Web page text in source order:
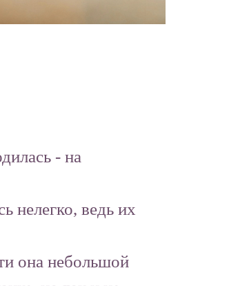
- на
нелегко, ведь их
она небольшой